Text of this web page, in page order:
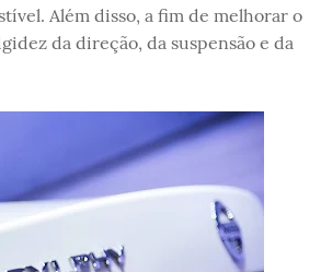
Além disso, a fim de melhorar o
da direção, da suspensão e da